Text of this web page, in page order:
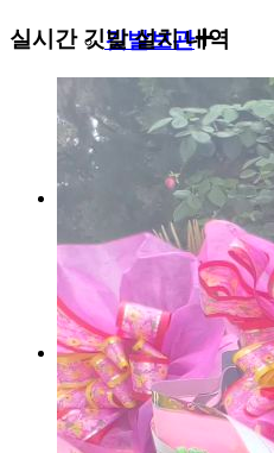
깃발보관
보관관리신청
단체깃발연결
로그인
회원가입
고객센터
우리은행 1005-800-962902
(주)플렉하이웨이
실시간 깃발 설치 내역